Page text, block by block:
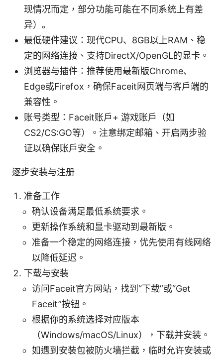
现情况而定，部分功能可能在不同系统上有差
异）。
最低硬件建议：现代CPU、8GB以上RAM、稳
定的网络连接、支持DirectX/OpenGL的显卡。
浏览器与插件：推荐使用最新版Chrome、
Edge或Firefox，确保Faceit网页端与客户端的
兼容性。
账号类型：Faceit账户+ 游戏账户（如
CS2/CS:GO等）。注意绑定邮箱、开启两步验
证以确保账户安全。
逐步安装与注册
准备工作
确认设备满足最低系统要求。
更新操作系统和显卡驱动到最新版。
准备一个稳定的网络连接，优先使用有线网络
以降低延迟。
下载与安装
访问Faceit官方网站，找到“下载”或“Get
Faceit”按钮。
根据你的系统选择对应版本
（Windows/macOS/Linux），下载并安装。
如遇到安装包被防火墙拦截，临时允许安装或